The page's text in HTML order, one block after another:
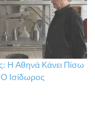
Η Αθηνά Κάνει Πίσω
Ισίδωρος